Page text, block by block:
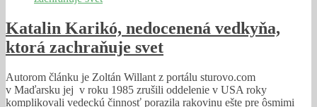
Katalin Karikó, nedocenená vedkyňa,
ktorá zachraňuje svet
Autorom článku je Zoltán Willant z portálu sturovo.com
v Maďarsku jej v roku 1985 zrušili oddelenie v USA roky
komplikovali vedeckú činnosť porazila rakovinu ešte pre ôsmimi